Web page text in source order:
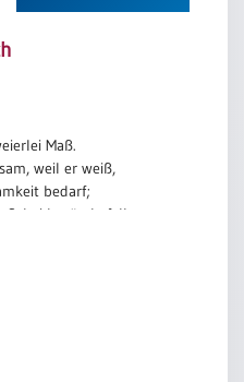
Maß.
weil er weiß,
bedarf;
fallen
Menschen.